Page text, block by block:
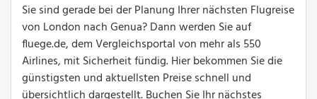
Sie sind gerade bei der Planung Ihrer nächsten Flugreise
von London nach Genua? Dann werden Sie auf
fluege.de, dem Vergleichsportal von mehr als 550
Airlines, mit Sicherheit fündig. Hier bekommen Sie die
günstigsten und aktuellsten Preise schnell und